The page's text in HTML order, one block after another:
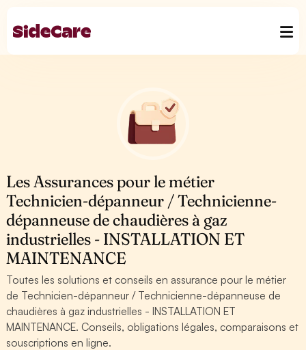
Les Assurances pour le métier
Technicien-dépanneur / Technicienne-
dépanneuse de chaudières à gaz
industrielles - INSTALLATION ET
MAINTENANCE
Toutes les solutions et conseils en assurance pour le métier
de Technicien-dépanneur / Technicienne-dépanneuse de
chaudières à gaz industrielles - INSTALLATION ET
MAINTENANCE. Conseils, obligations légales, comparaisons et
souscriptions en ligne.